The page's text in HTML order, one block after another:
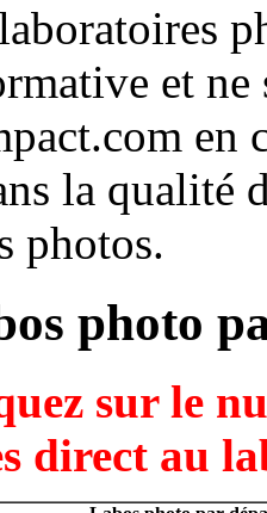
et ne
en
la qualité
photos.
photo
sur le
direct au